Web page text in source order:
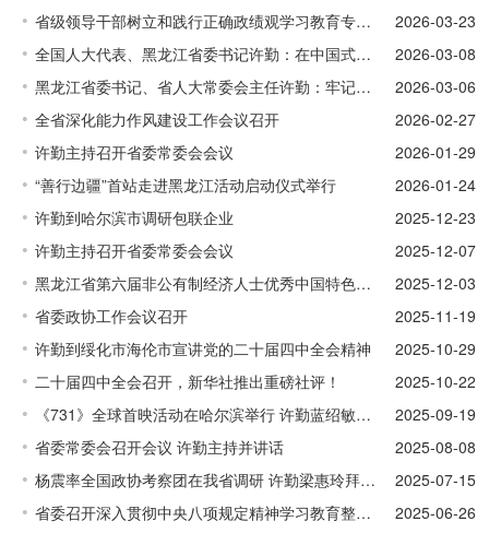
省级领导干部树立和践行正确政绩观学习教育专题读书班开班
2026-03-23
全国人大代表、黑龙江省委书记许勤：在中国式现代化新征程上重振雄风再创佳绩
2026-03-08
黑龙江省委书记、省人大常委会主任许勤：牢记习近平总书记重要嘱托 奋力谱写中国式现代化黑龙江新篇章
2026-03-06
全省深化能力作风建设工作会议召开
2026-02-27
许勤主持召开省委常委会会议
2026-01-29
“善行边疆”首站走进黑龙江活动启动仪式举行
2026-01-24
许勤到哈尔滨市调研包联企业
2025-12-23
许勤主持召开省委常委会会议
2025-12-07
黑龙江省第六届非公有制经济人士优秀中国特色社会主义事业建设者表彰大会召开
2025-12-03
省委政协工作会议召开
2025-11-19
许勤到绥化市海伦市宣讲党的二十届四中全会精神
2025-10-29
二十届四中全会召开，新华社推出重磅社评！
2025-10-22
《731》全球首映活动在哈尔滨举行 许勤蓝绍敏出席
2025-09-19
省委常委会召开会议 许勤主持并讲话
2025-08-08
杨震率全国政协考察团在我省调研 许勤梁惠玲拜会杨震一行 蓝绍敏参加
2025-07-15
省委召开深入贯彻中央八项规定精神学习教育整改整治工作专题会议
2025-06-26